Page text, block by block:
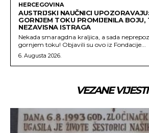
HERCEGOVINA
AUSTRIJSKI NAUČNICI
GORNJEM TOKU PROMIJENILA BOJU,
NEZAVISNA ISTRAGA
Nekada smaragdna kraljica, a sada
gornjem toku! Objavili su ovo iz Fondacije...
6. Augusta 2026.
VEZANE VIJESTI